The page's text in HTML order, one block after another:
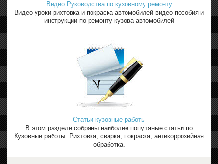
Видео Руководства по кузовному ремонту
Видео уроки рихтовка и покраска автомобилей видео пособия и
инструкции по ремонту кузова автомобилей
Статьи кузовные работы
В этом разделе собраны наиболее популяные статьи по
Кузовные работы. Рихтовка, сварка, покраска, антикоррозийная
обработка.